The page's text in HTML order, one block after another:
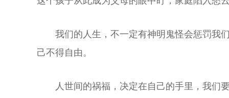
我们的人生，不一定有神明鬼怪会惩罚我
己不得自由。
人世间的祸福，决定在自己的手里，我们